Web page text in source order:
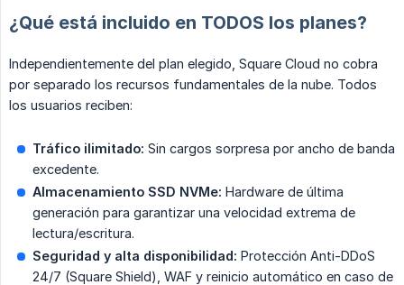
¿Qué está incluido en TODOS los planes?
Independientemente del plan elegido, Square Cloud no cobra
por separado los recursos fundamentales de la nube. Todos
los usuarios reciben:
Tráfico ilimitado: Sin cargos sorpresa por ancho de banda
excedente.
Almacenamiento SSD NVMe: Hardware de última
generación para garantizar una velocidad extrema de
lectura/escritura.
Seguridad y alta disponibilidad: Protección Anti-DDoS
24/7 (Square Shield), WAF y reinicio automático en caso de